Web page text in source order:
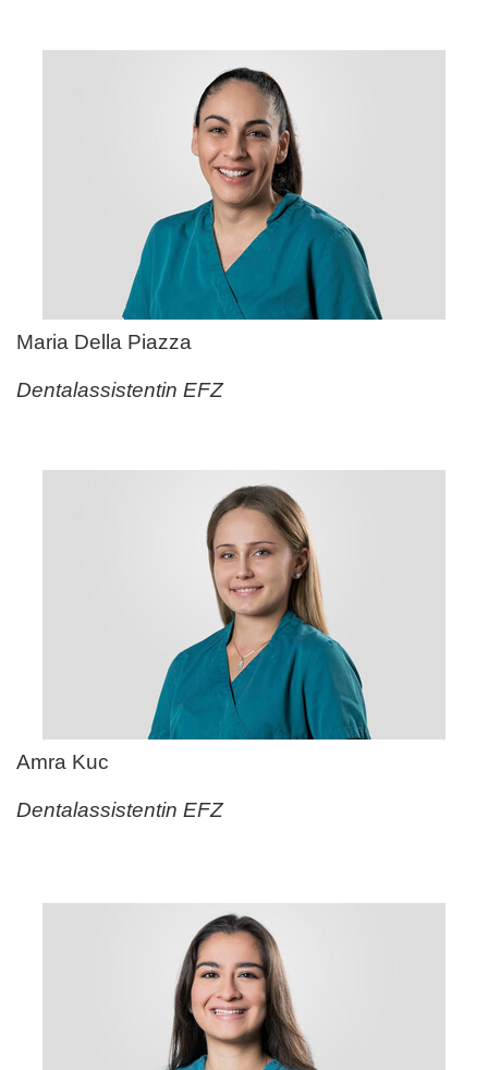
Maria Della Piazza
Dentalassistentin EFZ
Amra Kuc
Dentalassistentin EFZ